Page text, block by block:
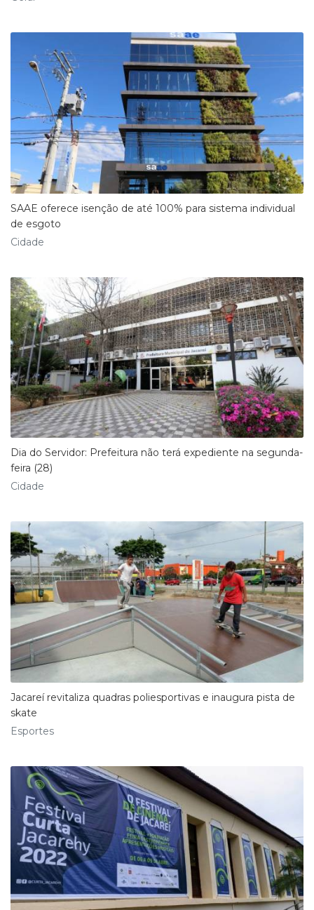
SAAE oferece isenção de até 100% para sistema individual
de esgoto
Cidade
Dia do Servidor: Prefeitura não terá expediente na segunda-
feira (28)
Cidade
Jacareí revitaliza quadras poliesportivas e inaugura pista de
skate
Esportes